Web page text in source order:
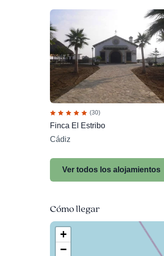
(30)
Finca El Estribo
Cádiz
Ver todos los alojamientos
Cómo llegar
+
−